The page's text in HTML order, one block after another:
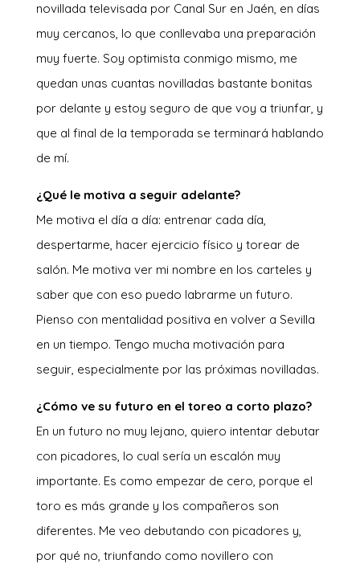
novillada televisada por Canal Sur en Jaén, en días
muy cercanos, lo que conllevaba una preparación
muy fuerte. Soy optimista conmigo mismo, me
quedan unas cuantas novilladas bastante bonitas
por delante y estoy seguro de que voy a triunfar, y
que al final de la temporada se terminará hablando
de mí.
¿Qué le motiva a seguir adelante?
Me motiva el día a día: entrenar cada día,
despertarme, hacer ejercicio físico y torear de
salón. Me motiva ver mi nombre en los carteles y
saber que con eso puedo labrarme un futuro.
Pienso con mentalidad positiva en volver a Sevilla
en un tiempo. Tengo mucha motivación para
seguir, especialmente por las próximas novilladas.
¿Cómo ve su futuro en el toreo a corto plazo?
En un futuro no muy lejano, quiero intentar debutar
con picadores, lo cual sería un escalón muy
importante. Es como empezar de cero, porque el
toro es más grande y los compañeros son
diferentes. Me veo debutando con picadores y,
por qué no, triunfando como novillero con